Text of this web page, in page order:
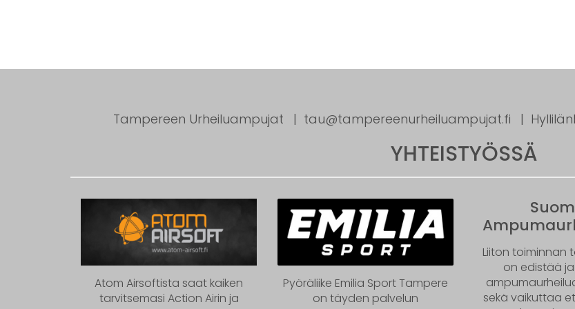
Tampereen Urheiluampujat tau@tampereenurheiluampujat.fi
YHTEISTYÖSSÄ
Atom Airsoftista saat kaiken
tarvitsemasi Action Airin ja
Pyöräliike Emilia Sport Tampere
on täyden palvelun
Liiton toiminnan
on edistää
sekä vaikuttaa